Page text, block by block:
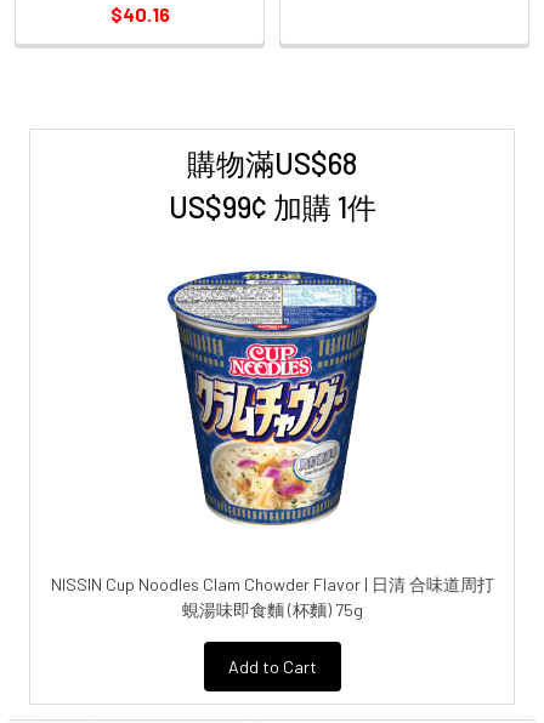
購物滿US$68
US$99¢ 加購 1件
NISSIN Cup Noodles Clam Chowder Flavor | 日清 合味道周打
蜆湯味即食麵 (杯麵) 75g
Add to Cart
$40.16